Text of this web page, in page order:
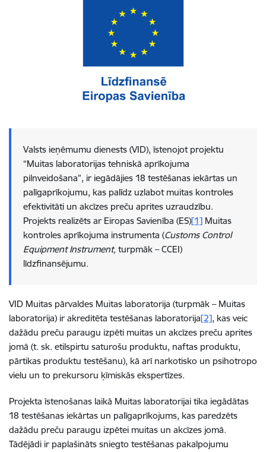
Valsts ieņēmumu dienests (VID), īstenojot projektu
“Muitas laboratorijas tehniskā aprīkojuma
pilnveidošana”, ir iegādājies 18 testēšanas iekārtas un
palīgaprīkojumu, kas palīdz uzlabot muitas kontroles
efektivitāti un akcīzes preču aprites uzraudzību.
Projekts realizēts ar Eiropas Savienība (ES)[1] Muitas
kontroles aprīkojuma instrumenta (Customs Control
Equipment Instrument, turpmāk – CCEI)
līdzfinansējumu.
VID Muitas pārvaldes Muitas laboratorija (turpmāk – Muitas
laboratorija) ir akreditēta testēšanas laboratorija[2], kas veic
dažādu preču paraugu izpēti muitas un akcīzes preču aprites
jomā (t. sk. etilspirtu saturošu produktu, naftas produktu,
pārtikas produktu testēšanu), kā arī narkotisko un psihotropo
vielu un to prekursoru ķīmiskās ekspertīzes.
Projekta īstenošanas laikā Muitas laboratorijai tika iegādātas
18 testēšanas iekārtas un palīgaprīkojums, kas paredzēts
dažādu preču paraugu izpētei muitas un akcīzes jomā.
Tādējādi ir paplašināts sniegto testēšanas pakalpojumu